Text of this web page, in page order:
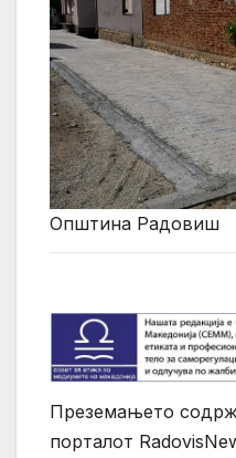
Општина Радовиш
Преземањето
порталот